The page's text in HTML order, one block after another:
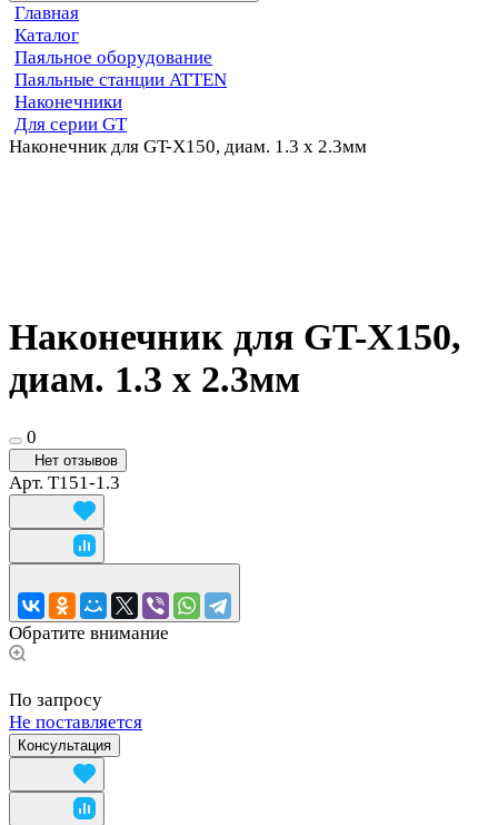
Главная
Каталог
Паяльное оборудование
Паяльные станции ATTEN
Наконечники
Для серии GT
Наконечник для GT-X150, диам. 1.3 х 2.3мм
Наконечник для GT-X150,
диам. 1.3 х 2.3мм
0
Нет отзывов
Арт. T151-1.3
Обратите внимание
По запросу
Не поставляется
Консультация